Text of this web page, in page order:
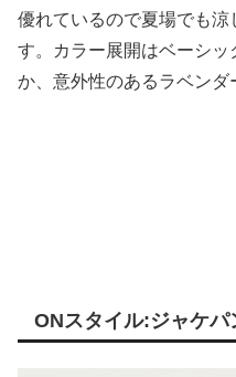
優れているので夏場でも涼
す。カラー展開はベーシ
か、意外性のあるラベンダ
ONスタイル:ジャケパ